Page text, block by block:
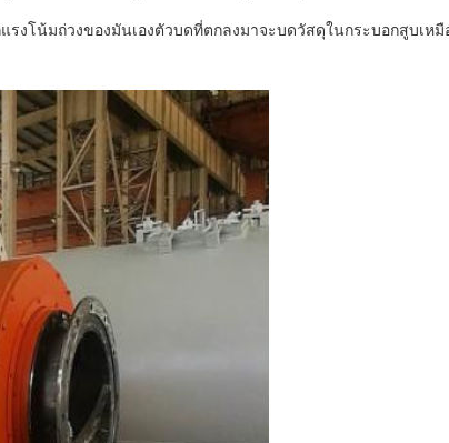
รงโน้มถ่วงของมันเองตัวบดที่ตกลงมาจะบดวัสดุในกระบอกสูบเห